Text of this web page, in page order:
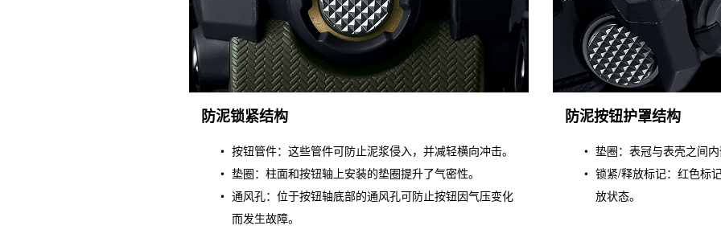
防泥锁紧结构
按钮管件：这些管件可防止泥浆侵入，并减轻横向冲击。
垫圈：柱面和按钮轴上安装的垫圈提升了气密性。
通风孔：位于按钮轴底部的通风孔可防止按钮因气压变化
而发生故障。
防泥按钮护罩结构
垫圈：表冠与表壳之间
锁紧/释放标记：红色标
放状态。